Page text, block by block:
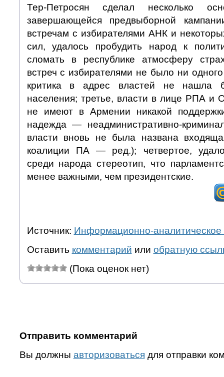
Тер-Петросян сделал несколько
завершающейся предвыборной
встречам с избирателями АНК и
сил, удалось пробудить народ к
сломать в республике атмосферу
встреч с избирателями не было ни одного
критика в адрес властей не нашла
населения; третье, власти в лице РПА и
не имеют в Армении никакой
надежда — неадминистративно-
власти вновь не была названа
коалиции ПА — ред.); четвертое,
среди народа стереотип, что
менее важными, чем президентские.
Источник: Информационно-аналитическое
Оставить комментарий или обратную
(Пока оценок нет)
Отправить комментарий
Вы должны авторизоваться для отправки